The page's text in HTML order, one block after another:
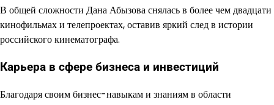
В общей сложности Дана Абызова снялась в более чем двадцати
кинофильмах и телепроектах, оставив яркий след в истории
российского кинематографа.
Карьера в сфере бизнеса и инвестиций
Благодаря своим бизнес-навыкам и знаниям в области